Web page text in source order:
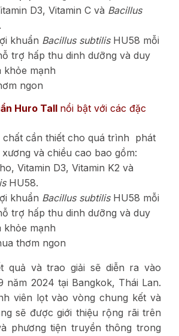
D3, Vitamin C và Bacillus
khuẩn Bacillus subtilis HU58 mỗi
trợ hấp thu dinh dưỡng và duy
khỏe mạnh
ngon
Huro Tall nổi bật với các đặc
chất cần thiết cho quá trình phát
và chiều cao bao gồm:
Vitamin D3, Vitamin K2 và
HU58.
khuẩn Bacillus subtilisHU58 mỗi
trợ hấp thu dinh dưỡng và duy
khỏe mạnh
thơm ngon
quả và trao giải sẽ diễn ra vào
năm 2024 tại Bangkok, Thái Lan.
viên lọt vào vòng chung kết và
sẽ được giới thiệu rộng rãi trên
phương tiện truyền thông trong